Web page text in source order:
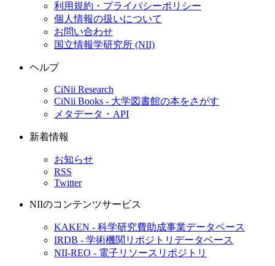
利用規約・プライバシーポリシー
個人情報の扱いについて
お問い合わせ
国立情報学研究所 (NII)
ヘルプ
CiNii Research
CiNii Books - 大学図書館の本をさがす
メタデータ・API
新着情報
お知らせ
RSS
Twitter
NIIのコンテンツサービス
KAKEN - 科学研究費助成事業データベース
IRDB - 学術機関リポジトリデータベース
NII-REO - 電子リソースリポジトリ